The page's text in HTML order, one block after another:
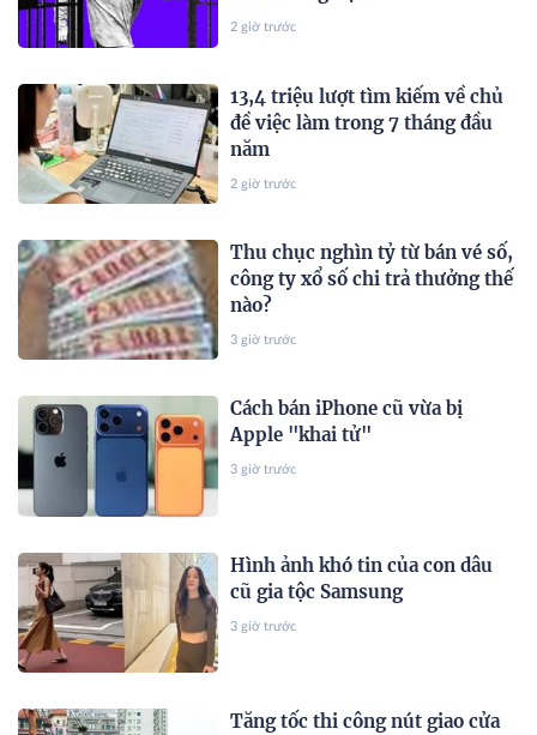
2 giờ trước
13,4 triệu lượt tìm kiếm về chủ
đề việc làm trong 7 tháng đầu
năm
2 giờ trước
Thu chục nghìn tỷ từ bán vé số,
công ty xổ số chi trả thưởng thế
nào?
3 giờ trước
Cách bán iPhone cũ vừa bị
Apple "khai tử"
3 giờ trước
Hình ảnh khó tin của con dâu
cũ gia tộc Samsung
3 giờ trước
Tăng tốc thi công nút giao cửa